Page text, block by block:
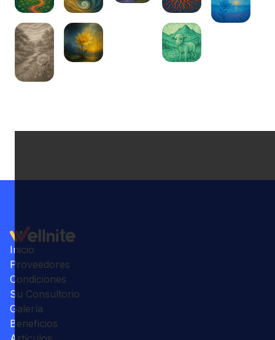
Inicio
Proveedores
Condiciones
Su Consultorio
Galería
Beneficios